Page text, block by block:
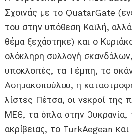
Σχοινάς με το QuatarGate
του στην υπόθεση Καϊλή,
θέμα ξεχάστηκε) και ο
ολόκληρη συλλογή
υποκλοπές, τα Τέμπη, το
Ασημακοπούλου, η
λίστες Πέτσα, οι νεκροί της
ΜΕΘ, τα όπλα στην Ουκρανία,
ακρίβειας, το TurkAegean